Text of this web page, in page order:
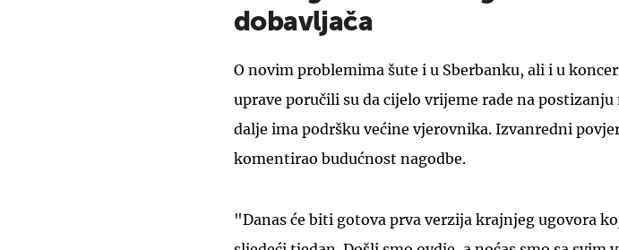
dobavljača
O novim problemima šute i u Sberbanku, ali i u
uprave poručili su da cijelo vrijeme rade na postizanju
dalje ima podršku većine vjerovnika. Izvanredni
komentirao budućnost nagodbe.
"Danas će biti gotova prva verzija krajnjeg ugovora